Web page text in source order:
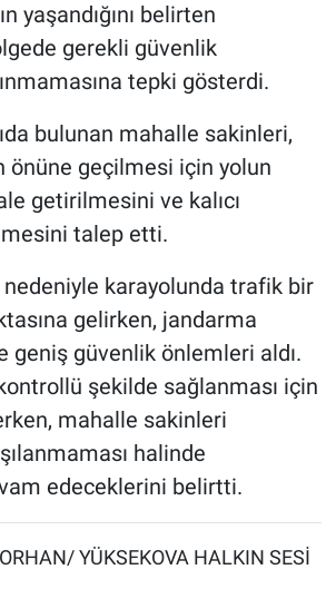
yaşandığını belirten
gerekli güvenlik
tepki gösterdi.
bulunan mahalle sakinleri,
önüne geçilmesi için yolun
getirilmesini ve kalıcı
talep etti.
karayolunda trafik bir
gelirken, jandarma
geniş güvenlik önlemleri aldı.
kontrollü şekilde sağlanması için
mahalle sakinleri
halinde
edeceklerini belirtti.
YÜKSEKOVA HALKIN SESİ